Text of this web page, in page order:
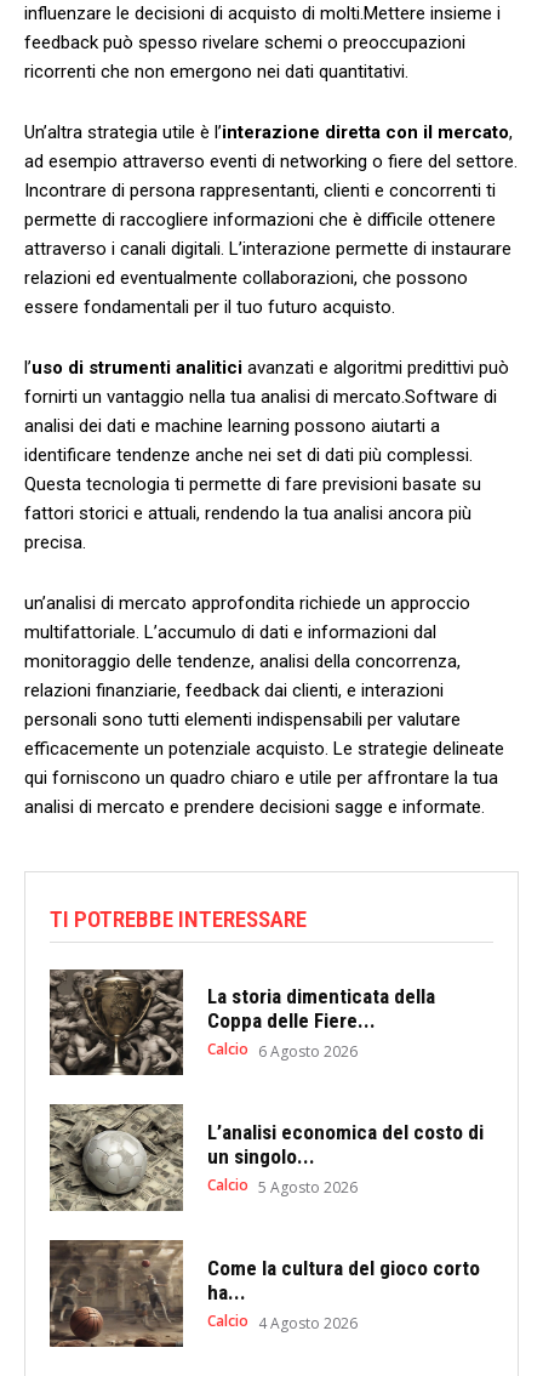
influenzare le ​decisioni di acquisto di molti.Mettere insieme i
feedback può spesso rivelare⁢ schemi o preoccupazioni‍
ricorrenti che non emergono nei dati quantitativi.
Un’altra strategia utile è l’interazione diretta ​con il ⁤mercato,
ad esempio attraverso eventi di networking o fiere del settore.
Incontrare di persona rappresentanti,‌ clienti ⁣e ‍concorrenti ‍ti
permette di raccogliere informazioni che è difficile ottenere
attraverso i canali digitali. L’interazione⁤ permette di instaurare
relazioni ⁢ed eventualmente collaborazioni, che possono
⁢essere fondamentali ⁣per il tuo futuro acquisto.
l’uso di strumenti ‌analitici avanzati e algoritmi predittivi può
fornirti un vantaggio nella tua ⁣analisi di mercato.Software di
analisi dei dati e machine learning possono aiutarti a
identificare⁢ tendenze anche nei set ⁢di dati più complessi.
Questa tecnologia ti permette⁣ di fare previsioni basate su
fattori storici e attuali, rendendo la tua analisi ancora più
precisa.
un’analisi di mercato ‌approfondita richiede un approccio
multifattoriale. L’accumulo di dati e informazioni dal
monitoraggio delle ⁤tendenze, analisi ⁤della concorrenza,⁣
relazioni finanziarie,‍ feedback⁢ dai⁤ clienti, e interazioni
personali sono tutti‌ elementi indispensabili per valutare⁢
efficacemente⁢ un potenziale acquisto. Le strategie delineate
qui forniscono un quadro ‌chiaro e​ utile per affrontare​ la tua
analisi di mercato e prendere ⁤decisioni sagge e informate.
TI POTREBBE INTERESSARE
La storia dimenticata della
Coppa delle Fiere...
Calcio 6 Agosto 2026
L’analisi economica del costo di
un singolo...
Calcio 5 Agosto 2026
Come la cultura del gioco corto
ha...
Calcio 4 Agosto 2026